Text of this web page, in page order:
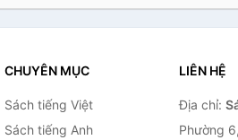
CHUYÊN MỤC
Sách tiếng Việt
Sách tiếng Anh
LIÊN HỆ
Địa chỉ:
Phường